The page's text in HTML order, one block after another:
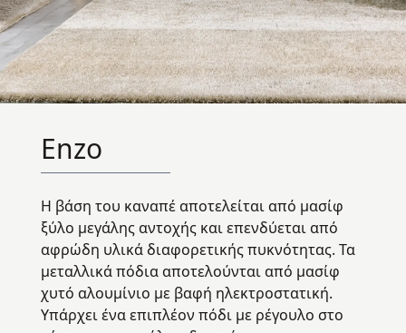
Enzo
Η βάση του καναπέ αποτελείται από μασίφ
ξύλο μεγάλης αντοχής και επενδύεται από
αφρώδη υλικά διαφορετικής πυκνότητας. Τα
μεταλλικά πόδια αποτελούνται από μασίφ
χυτό αλουμίνιο με βαφή ηλεκτροστατική.
Υπάρχει ένα επιπλέον πόδι με ρέγουλο στο